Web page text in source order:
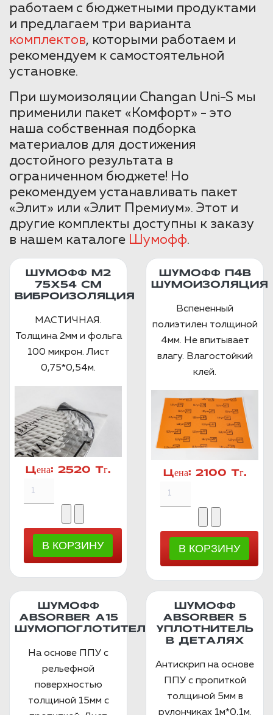
работаем с бюджетными продуктами
и предлагаем три варианта
комплектов, которыми работаем и
рекомендуем к самостоятельной
установке.
При шумоизоляции Changan Uni-S мы
применили пакет «Комфорт» - это
наша собственная подборка
материалов для достижения
достойного результата в
ограниченном бюджете! Но
рекомендуем устанавливать пакет
«Элит» или «Элит Премиум». Этот и
другие комплекты доступны к заказу
в нашем каталоге Шумофф.
ШУМОФФ М2
75X54 СМ
ВИБРОИЗОЛЯЦИЯ
МАСТИЧНАЯ.
Толщина 2мм и фольга
100 микрон. Лист
0,75*0,54м.
Цена: 2520 Тг.
ШУМОФФ П4В
ШУМОИЗОЛЯЦИЯ
Вспененный
полиэтилен толщиной
4мм. Не впитывает
влагу. Влагостойкий
клей.
Цена: 2100 Тг.
ШУМОФФ
ABSORBER А15
ШУМОПОГЛОТИТЕЛЬ
На основе ППУ с
рельефной
поверхностью
толщиной 15мм с
ШУМОФФ
ABSORBER 5
УПЛОТНИТЕЛЬ
В ДЕТАЛЯХ
Антискрип на основе
ППУ с пропиткой
толщиной 5мм в
рулончиках 1м*0,1м.